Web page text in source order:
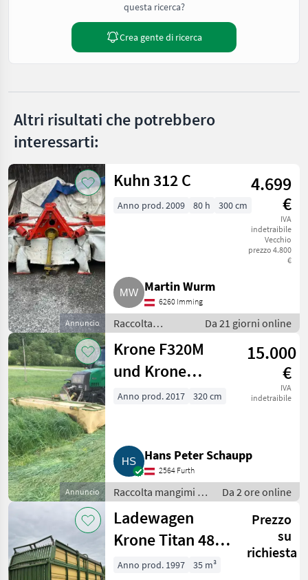
questa ricerca?
Crea gente di ricerca
Altri risultati che potrebbero
interessarti:
Annuncio
Kuhn 312 C
4.699
€
IVA
indetraibile
Vecchio
prezzo 4.800
€
Anno prod. 2009 80 h 300 cm
Martin Wurm
6260 Imming
Raccolta
mangimi /
Mietitrici
Da 21 giorni online
Annuncio
Krone F320M
und Krone
ActiveMow R320
15.000
€
IVA
indetraibile
Anno prod. 2017 320 cm
Hans Peter Schaupp
2564 Furth
Raccolta mangimi /
Mietitrici
Da 2 ore online
Ladewagen
Krone Titan 48
All in, Titan 48
Prezzo
su
richiesta
Anno prod. 1997 35 m³